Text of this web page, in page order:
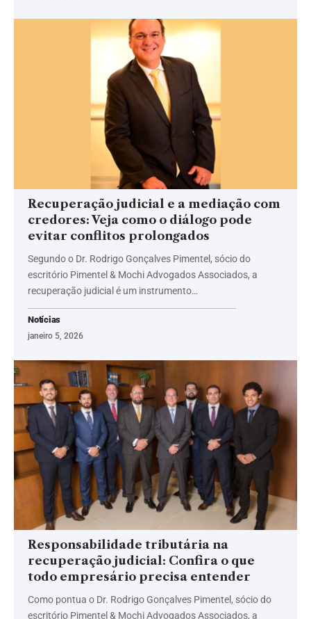
Recuperação judicial e a mediação com
credores: Veja como o diálogo pode
evitar conflitos prolongados
Segundo o Dr. Rodrigo Gonçalves Pimentel, sócio do
escritório Pimentel & Mochi Advogados Associados, a
recuperação judicial é um instrumento…
Notícias
janeiro 5, 2026
Responsabilidade tributária na
recuperação judicial: Confira o que
todo empresário precisa entender
Como pontua o Dr. Rodrigo Gonçalves Pimentel, sócio do
escritório Pimentel & Mochi Advogados Associados, a